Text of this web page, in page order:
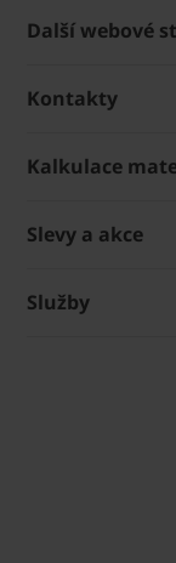
Další webové
Kontakty
Kalkulace
Slevy a akce
Služby